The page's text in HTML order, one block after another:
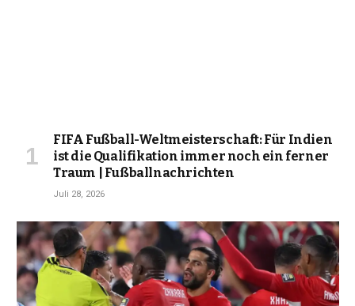
FIFA Fußball-Weltmeisterschaft: Für Indien
ist die Qualifikation immer noch ein ferner
Traum | Fußballnachrichten
Juli 28, 2026